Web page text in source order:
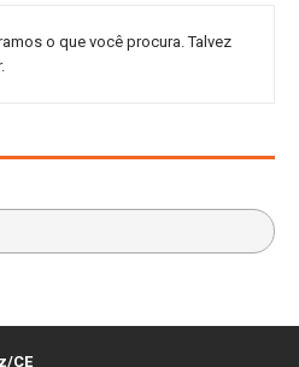
o que você procura. Talvez
CE